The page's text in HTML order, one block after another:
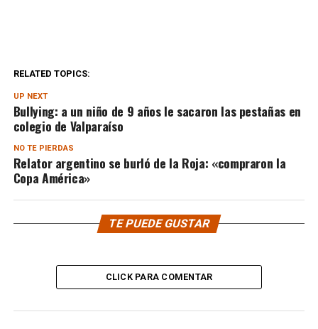
RELATED TOPICS:
UP NEXT
Bullying: a un niño de 9 años le sacaron las pestañas en
colegio de Valparaíso
NO TE PIERDAS
Relator argentino se burló de la Roja: «compraron la
Copa América»
TE PUEDE GUSTAR
CLICK PARA COMENTAR